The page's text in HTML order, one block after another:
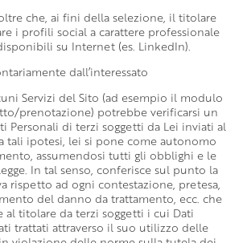
che, ai fini della selezione, il titolare
i profili social a carattere professionale
su Internet (es. LinkedIn).
dall’interessato
Servizi del Sito (ad esempio il modulo
prenotazione) potrebbe verificarsi un
Personali di terzi soggetti da Lei inviati al
tali ipotesi, lei si pone come autonomo
assumendosi tutti gli obblighi e le
In tal senso, conferisce sul punto la
rispetto ad ogni contestazione, pretesa,
del danno da trattamento, ecc. che
al titolare da terzi soggetti i cui Dati
trattati attraverso il suo utilizzo delle